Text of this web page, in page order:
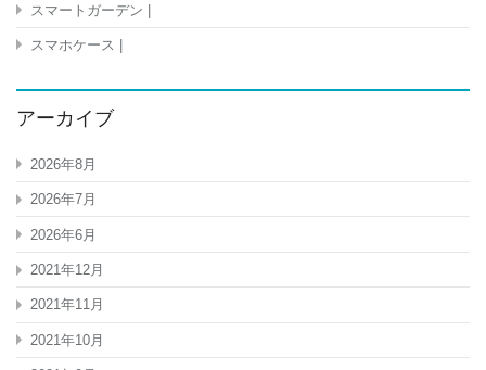
スマートガーデン |
スマホケース |
アーカイブ
2026年8月
2026年7月
2026年6月
2021年12月
2021年11月
2021年10月